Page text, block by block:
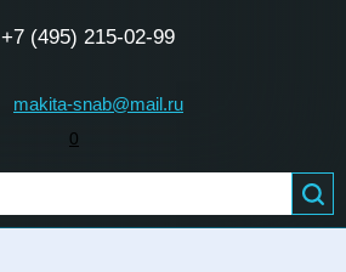
+7 (495) 215-02-99
makita-snab@mail.ru
0